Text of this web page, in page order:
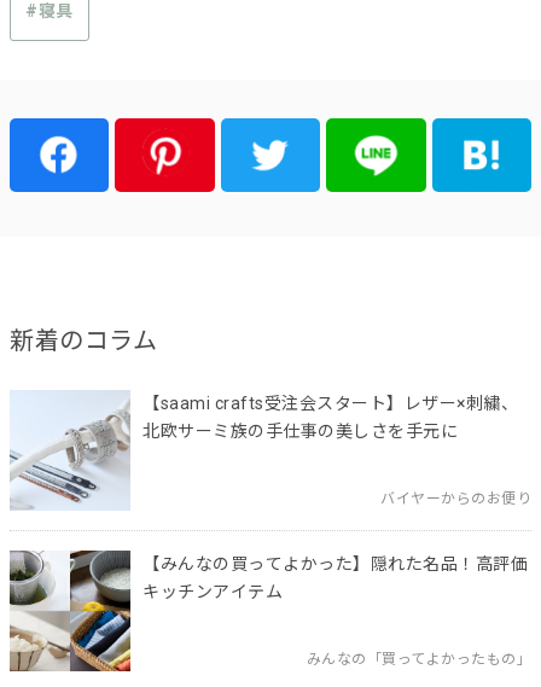
#寝具
新着のコラム
【saami crafts受注会スタート】レザー×刺繍、
北欧サーミ族の手仕事の美しさを手元に
バイヤーからのお便り
【みんなの買ってよかった】隠れた名品！高評価
キッチンアイテム
みんなの「買ってよかったもの」